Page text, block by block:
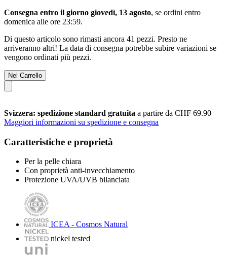
Consegna entro il giorno giovedì, 13 agosto, se ordini entro
domenica alle ore 23:59.
Di questo articolo sono rimasti ancora 41 pezzi. Presto ne
arriveranno altri! La data di consegna potrebbe subire variazioni se
vengono ordinati più pezzi.
Nel Carrello
Svizzera: spedizione standard gratuita a partire da CHF 69.90
Maggiori informazioni su spedizione e consegna
Caratteristiche e proprietà
Per la pelle chiara
Con proprietà anti-invecchiamento
Protezione UVA/UVB bilanciata
ICEA - Cosmos Natural
nickel tested